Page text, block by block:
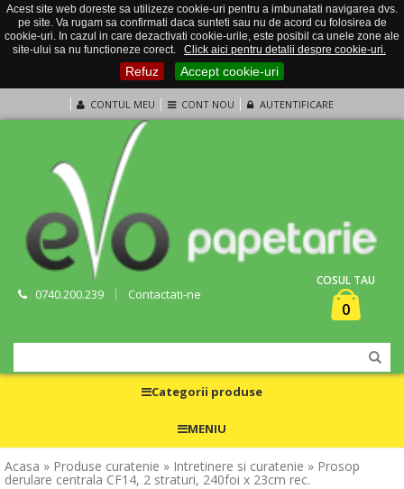
Acest site web doreste sa utilizeze cookie-uri pentru a imbunatati navigarea dvs.
pe site. Va rugam sa confirmati daca sunteti sau nu de acord cu folosirea de
cookie-uri. In cazul in care dezactivati cookie-urile, este posibil ca unele zone ale
site-ului sa nu functioneze corect.
Click aici pentru detalii despre cookie-uri.
Refuz Accept cookie-uri
CONTUL MEU CONT NOU AUTENTIFICARE
0740.200.239 Contactati-ne
COSUL TAU
0
Categorii produse
MENIU
Acasa » Produse curatenie » Intretinere si curatenie » Prosop
derulare centrala CF14, 2 straturi, 240foi x 23cm rec.